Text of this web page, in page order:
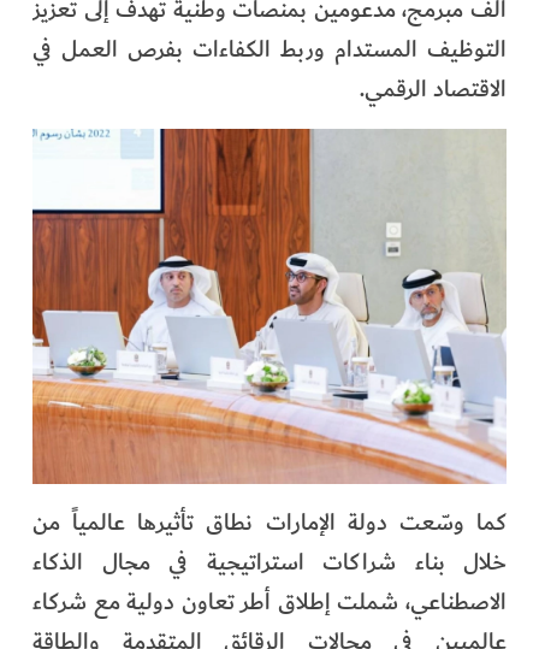
ألف مبرمج، مدعومين بمنصات وطنية تهدف إلى تعزيز
التوظيف المستدام وربط الكفاءات بفرص العمل في
الاقتصاد الرقمي.
كما وسّعت دولة الإمارات نطاق تأثيرها عالمياً من
خلال بناء شراكات استراتيجية في مجال الذكاء
الاصطناعي، شملت إطلاق أطر تعاون دولية مع شركاء